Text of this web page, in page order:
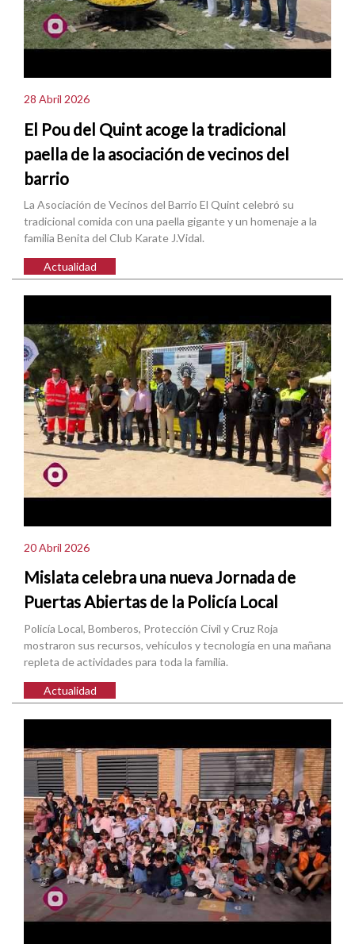
28 Abril 2026
El Pou del Quint acoge la tradicional
paella de la asociación de vecinos del
barrio
La Asociación de Vecinos del Barrio El Quint celebró su
tradicional comida con una paella gigante y un homenaje a la
familia Benita del Club Karate J.Vidal.
Actualidad
20 Abril 2026
Mislata celebra una nueva Jornada de
Puertas Abiertas de la Policía Local
Policía Local, Bomberos, Protección Civil y Cruz Roja
mostraron sus recursos, vehículos y tecnología en una mañana
repleta de actividades para toda la familia.
Actualidad